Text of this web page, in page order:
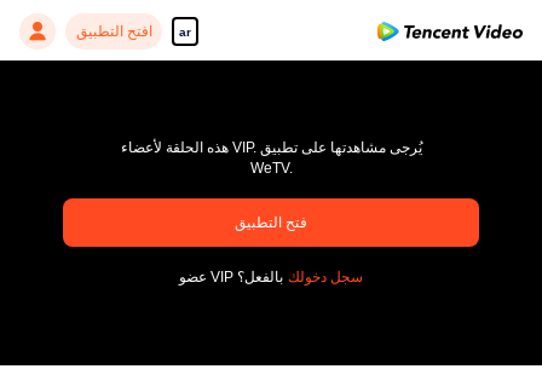
ar افتح التطبيق
pay limit
رمز خاطئ: 70013083.-1-52d10edba4735ff9f082da34c7987608
هذه الحلقة لأعضاء VIP. يُرجى مشاهدتها على تطبيق
WeTV.
فتح التطبيق
عضو VIP بالفعل؟ سجل دخولك